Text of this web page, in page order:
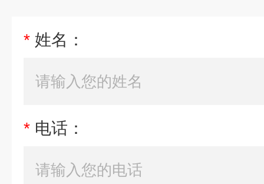
* 姓名：
* 电话：